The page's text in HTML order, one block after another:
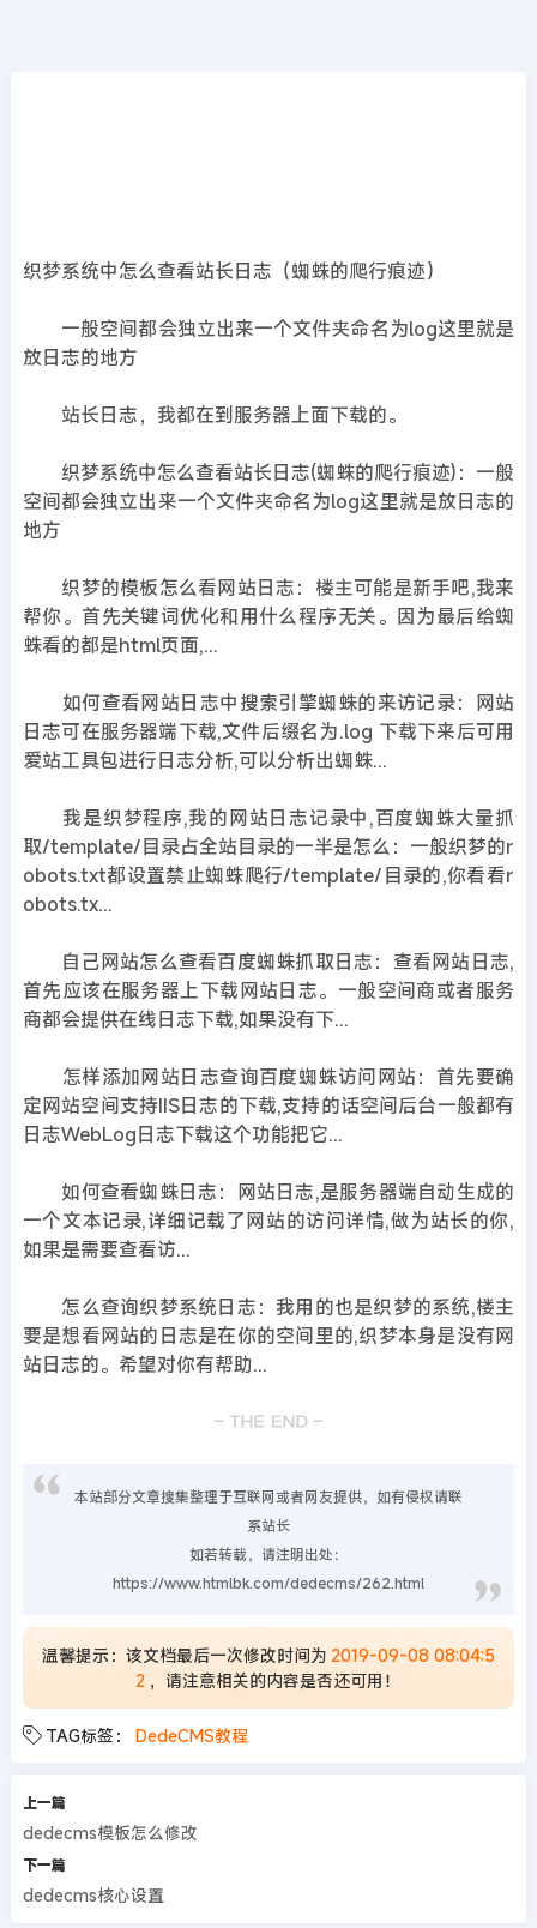
织梦系统中怎么查看站长日志（蜘蛛的爬行痕迹）
一般空间都会独立出来一个文件夹命名为log这里就是
放日志的地方
站长日志，我都在到服务器上面下载的。
织梦系统中怎么查看站长日志(蜘蛛的爬行痕迹)：一般
空间都会独立出来一个文件夹命名为log这里就是放日志的
地方
织梦的模板怎么看网站日志：楼主可能是新手吧,我来
帮你。首先关键词优化和用什么程序无关。因为最后给蜘
蛛看的都是html页面,...
如何查看网站日志中搜索引擎蜘蛛的来访记录：网站
日志可在服务器端下载,文件后缀名为.log 下载下来后可用
爱站工具包进行日志分析,可以分析出蜘蛛...
我是织梦程序,我的网站日志记录中,百度蜘蛛大量抓
取/template/目录占全站目录的一半是怎么：一般织梦的r
obots.txt都设置禁止蜘蛛爬行/template/目录的,你看看r
obots.tx...
自己网站怎么查看百度蜘蛛抓取日志：查看网站日志,
首先应该在服务器上下载网站日志。一般空间商或者服务
商都会提供在线日志下载,如果没有下...
怎样添加网站日志查询百度蜘蛛访问网站：首先要确
定网站空间支持IIS日志的下载,支持的话空间后台一般都有
日志WebLog日志下载这个功能把它...
如何查看蜘蛛日志：网站日志,是服务器端自动生成的
一个文本记录,详细记载了网站的访问详情,做为站长的你,
如果是需要查看访...
怎么查询织梦系统日志：我用的也是织梦的系统,楼主
要是想看网站的日志是在你的空间里的,织梦本身是没有网
站日志的。希望对你有帮助...
本站部分文章搜集整理于互联网或者网友提供，如有侵权请联
系站长
如若转载，请注明出处：
https://www.htmlbk.com/dedecms/262.html
温馨提示：该文档最后一次修改时间为 2019-09-08 08:04:5
2 ，请注意相关的内容是否还可用！
TAG标签： DedeCMS教程
上一篇
dedecms模板怎么修改
下一篇
dedecms核心设置